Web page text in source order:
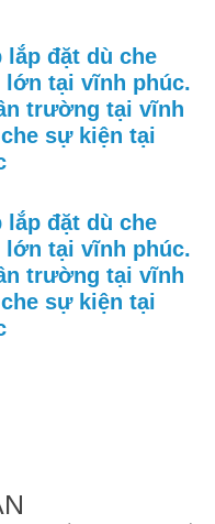
lắp đặt dù che
lớn tại vĩnh phúc.
trường tại vĩnh
sự kiện tại
lắp đặt dù che
lớn tại vĩnh phúc.
trường tại vĩnh
sự kiện tại